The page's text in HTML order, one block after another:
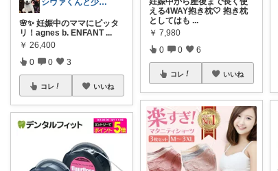
シヴァくんと少佐のROOM
🌸✨ 妊娠中のママにピッタ
リ！agnes b. ENFANT...
￥ 26,400
0 0 3
コレ いいね
える4WAY抱き枕🤍 抱き枕
としてはも ...
￥ 7,980
0 0 6
コレ いいね